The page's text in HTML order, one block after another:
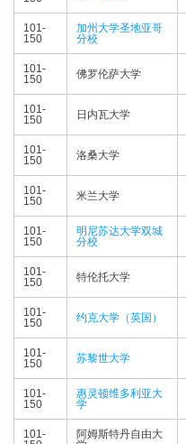
101-
150
加州大学圣地亚哥
分校
101-
150
佛罗伦萨大学
101-
150
日内瓦大学
101-
150
洛桑大学
101-
150
米兰大学
101-
150
明尼苏达大学双城
分校
101-
150
特伦托大学
101-
150
约克大学（英国）
101-
150
苏黎世大学
101-
150
惠灵顿维多利亚大
学
101-
阿姆斯特丹自由大